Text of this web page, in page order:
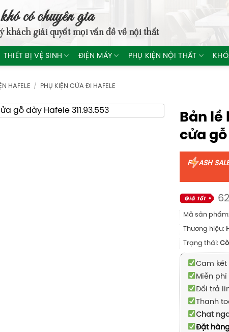
có chuyên gia
khách giải quyết mọi vấn đề về nội thất
THIẾT BỊ VỆ SINH ĐIỆN MÁY PHỤ KIỆN NỘI THẤT
HAFELE / PHỤ KIỆN CỬA ĐI HAFELE
Bản lề
cửa gỗ
F ASH SALE
Mã sản
Thương hiệu:
Trạng thái:
Cam kết
Miễn
Đổi trả
Thanh
Chat
Đặt